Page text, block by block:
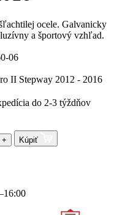
ocele. Galvanicky
a športový vzhľad.
06
II Stepway 2012 - 2016
do 2-3 týždňov
+ Kúpiť